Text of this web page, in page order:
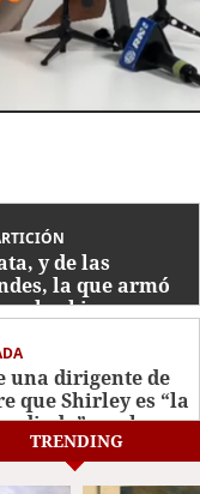
y de las
la que armó
los bienes
una dirigente de
que Shirley es “la
odiada” por la
refundidora en
TRENDING